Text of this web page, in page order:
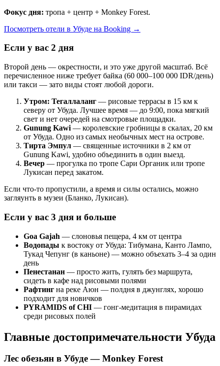
Фокус дня: тропа + центр + Monkey Forest.
Посмотреть отели в Убуде на Booking →
Если у вас 2 дня
Второй день — окрестности, и это уже другой масштаб. Всё
перечисленное ниже требует байка (60 000–100 000 IDR/день)
или такси — зато виды стоят любой дороги.
Утром: Тегаллаланг — рисовые террасы в 15 км к
северу от Убуда. Лучшее время — до 9:00, пока мягкий
свет и нет очередей на смотровые площадки.
Gunung Kawi — королевские гробницы в скалах, 20 км
от Убуда. Одно из самых необычных мест на острове.
Тирта Эмпул — священные источники в 2 км от
Gunung Kawi, удобно объединить в один выезд.
Вечер — прогулка по тропе Сари Органик или тропе
Лукисан перед закатом.
Если что-то пропустили, а время и силы остались, можно
загляунть в музеи (Бланко, Лукисан).
Если у вас 3 дня и больше
Goa Gajah — слоновья пещера, 4 км от центра
Водопады к востоку от Убуда: Тибумана, Канто Лампо,
Тукад Чепунг (в каньоне) — можно объехать 3–4 за один
день
Пенестанан — просто жить, гулять без маршрута,
сидеть в кафе над рисовыми полями
Рафтинг на реке Аюн — полдня в джунглях, хорошо
подходит для новичков
PYRAMIDS of CHI — гонг-медитация в пирамидах
среди рисовых полей
Главные достопримечательности Убуда
Лес обезьян в Убуде — Monkey Forest